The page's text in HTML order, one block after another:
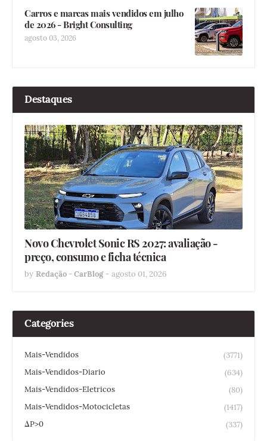
Carros e marcas mais vendidos em julho
de 2026 - Bright Consulting
agosto 03, 2026
Destaques
Novo Chevrolet Sonic RS 2027: avaliação -
preço, consumo e ficha técnica
by Redação - CarBlog - agosto 01, 2026
Categories
Mais-Vendidos
(3771)
Mais-Vendidos-Diario
(634)
Mais-Vendidos-Eletricos
(80)
Mais-Vendidos-Motocicletas
(1417)
ΔP>0
(337)